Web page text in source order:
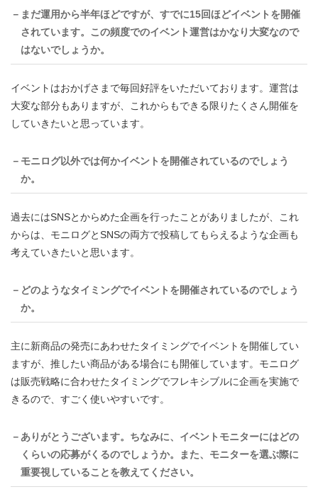
－まだ運用から半年ほどですが、すでに15回ほどイベントを開催
されています。この頻度でのイベント運営はかなり大変なので
はないでしょうか。
イベントはおかげさまで毎回好評をいただいております。運営は
大変な部分もありますが、これからもできる限りたくさん開催を
していきたいと思っています。
－モニログ以外では何かイベントを開催されているのでしょう
か。
過去にはSNSとからめた企画を行ったことがありましたが、これ
からは、モニログとSNSの両方で投稿してもらえるような企画も
考えていきたいと思います。
－どのようなタイミングでイベントを開催されているのでしょう
か。
主に新商品の発売にあわせたタイミングでイベントを開催してい
ますが、推したい商品がある場合にも開催しています。モニログ
は販売戦略に合わせたタイミングでフレキシブルに企画を実施で
きるので、すごく使いやすいです。
－ありがとうございます。ちなみに、イベントモニターにはどの
くらいの応募がくるのでしょうか。また、モニターを選ぶ際に
重要視していることを教えてください。